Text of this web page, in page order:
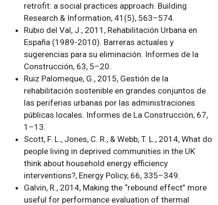
retrofit: a social practices approach. Building
Research & Information, 41(5), 563–574.
Rubio del Val, J., 2011, Rehabilitación Urbana en
España (1989-2010). Barreras actuales y
sugerencias para su eliminación. Informes de la
Construcción, 63, 5–20.
Ruiz Palomeque, G., 2015, Gestión de la
rehabilitación sostenible en grandes conjuntos de
las periferias urbanas por las administraciones
públicas locales. Informes de La Construcción, 67,
1–13.
Scott, F. L., Jones, C. R., & Webb, T. L., 2014, What do
people living in deprived communities in the UK
think about household energy efficiency
interventions?, Energy Policy, 66, 335–349.
Galvin, R., 2014, Making the “rebound effect” more
useful for performance evaluation of thermal